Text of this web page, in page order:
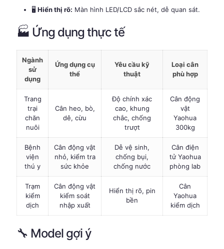
🖥️ Hiển thị rõ: Màn hình LED/LCD sắc nét, dễ quan sát.
🏭 Ứng dụng thực tế
Ngành
sử
dụng
Ứng dụng cụ
thể
Yêu cầu kỹ
thuật
Loại cân
phù hợp
Trang
trại
chăn
nuôi
Cân heo, bò,
dê, cừu
Độ chính xác
cao, khung
chắc, chống
trượt
Cân động
vật
Yaohua
300kg
Bệnh
viện
thú y
Cân động vật
nhỏ, kiểm tra
sức khỏe
Dễ vệ sinh,
chống bụi,
chống nước
Cân điện
tử Yaohua
phòng lab
Trạm
kiểm
dịch
Cân động vật
kiểm soát
nhập xuất
Hiển thị rõ, pin
bền
Cân
Yaohua
kiểm dịch
🔧 Model gợi ý